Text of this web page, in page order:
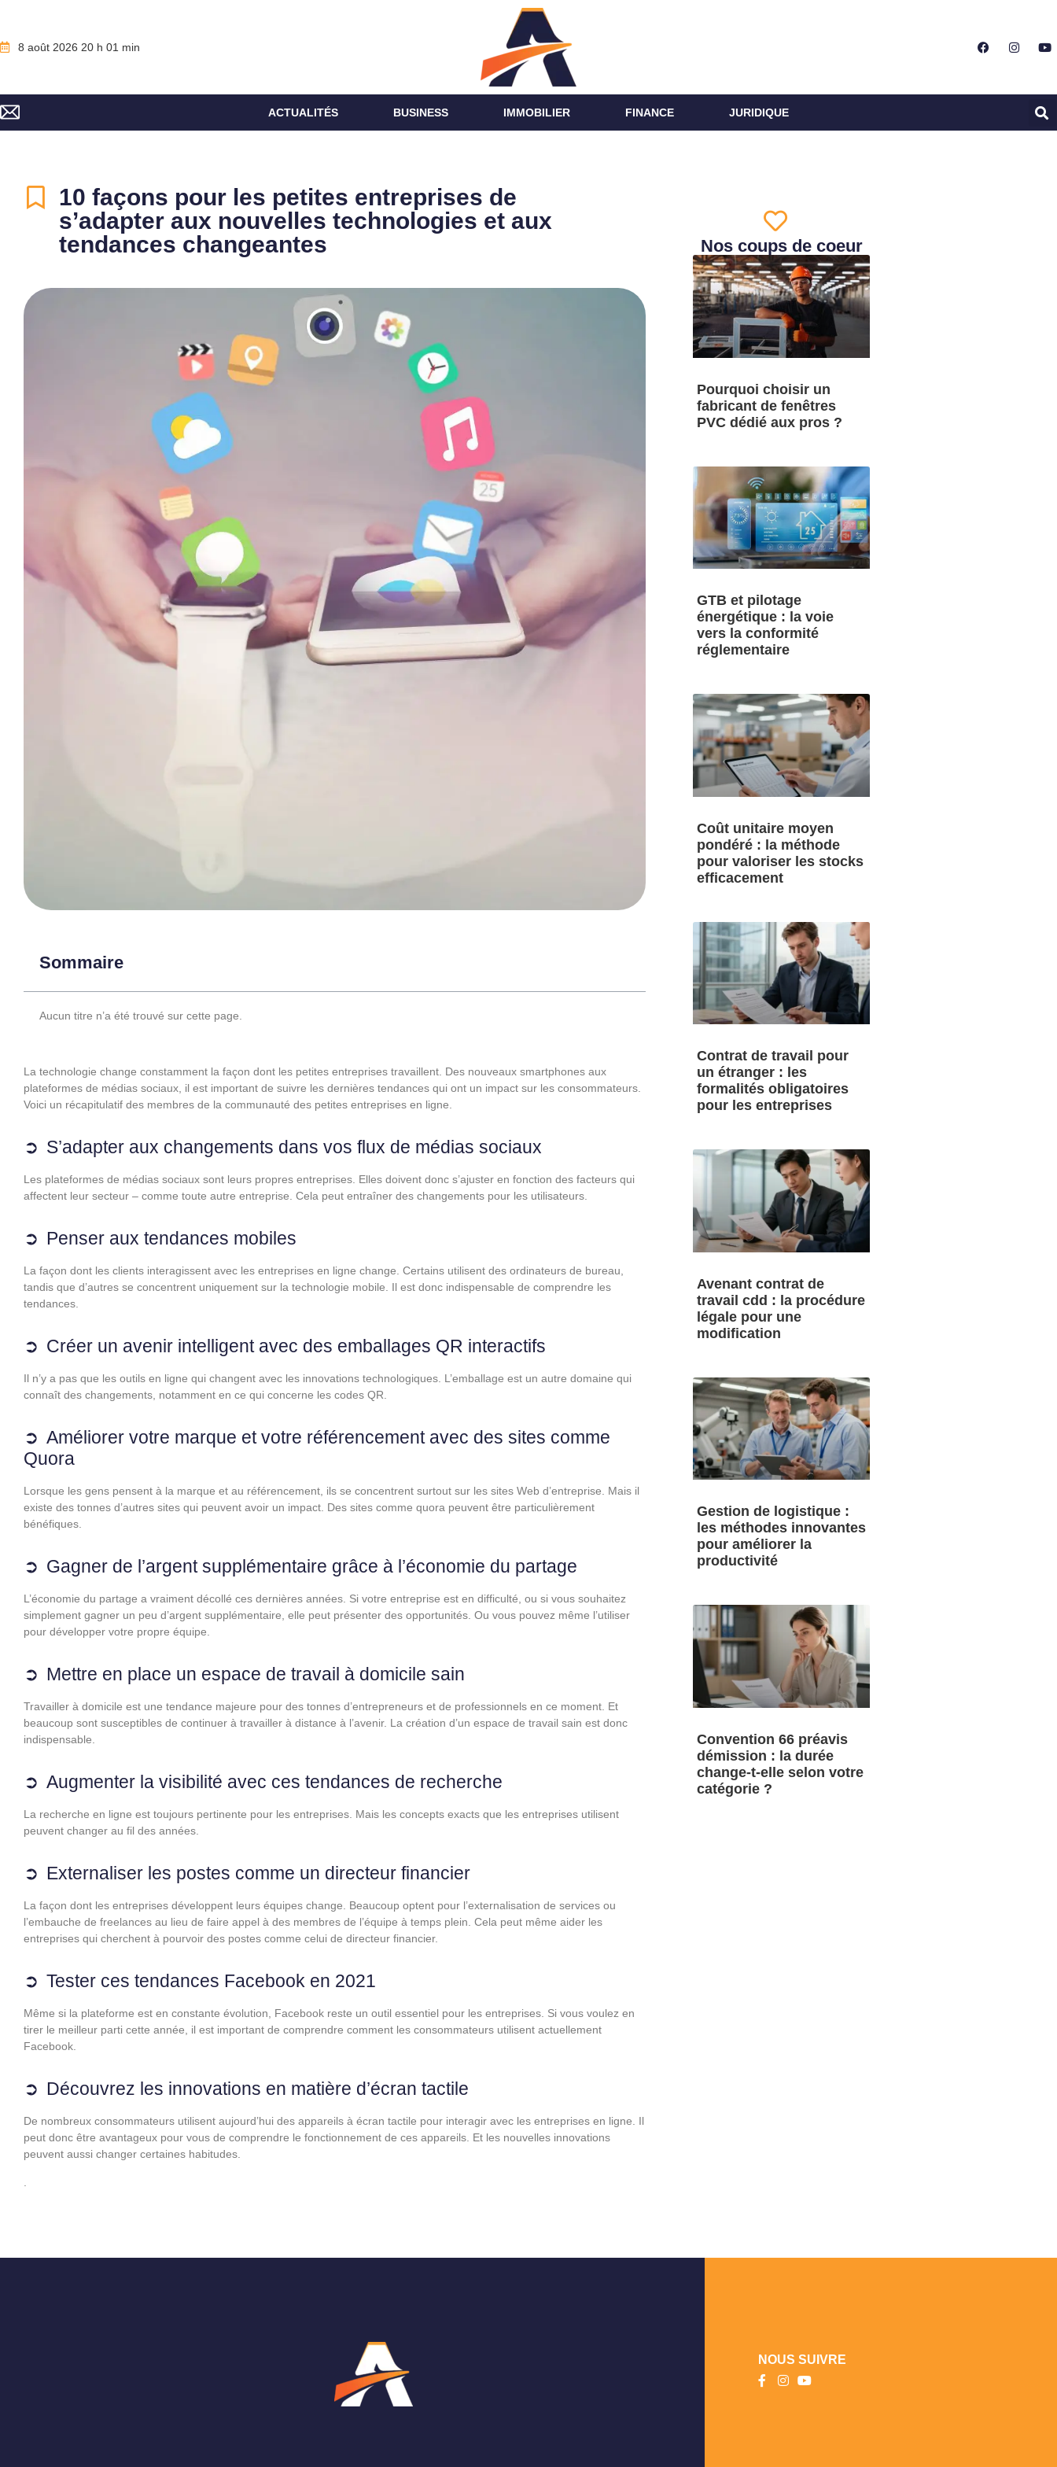
8 août 2026 20 h 01 min
ACTUALITÉS BUSINESS IMMOBILIER FINANCE JURIDIQUE
10 façons pour les petites entreprises de
s’adapter aux nouvelles technologies et aux
tendances changeantes
Sommaire
Aucun titre n’a été trouvé sur cette page.
La technologie change constamment la façon dont les petites entreprises travaillent. Des nouveaux smartphones aux
plateformes de médias sociaux, il est important de suivre les dernières tendances qui ont un impact sur les consommateurs.
Voici un récapitulatif des membres de la communauté des petites entreprises en ligne.
S’adapter aux changements dans vos flux de médias sociaux
Les plateformes de médias sociaux sont leurs propres entreprises. Elles doivent donc s’ajuster en fonction des facteurs qui
affectent leur secteur – comme toute autre entreprise. Cela peut entraîner des changements pour les utilisateurs.
Penser aux tendances mobiles
La façon dont les clients interagissent avec les entreprises en ligne change. Certains utilisent des ordinateurs de bureau,
tandis que d’autres se concentrent uniquement sur la technologie mobile. Il est donc indispensable de comprendre les
tendances.
Créer un avenir intelligent avec des emballages QR interactifs
Il n’y a pas que les outils en ligne qui changent avec les innovations technologiques. L’emballage est un autre domaine qui
connaît des changements, notamment en ce qui concerne les codes QR.
Améliorer votre marque et votre référencement avec des sites comme
Quora
Lorsque les gens pensent à la marque et au référencement, ils se concentrent surtout sur les sites Web d’entreprise. Mais il
existe des tonnes d’autres sites qui peuvent avoir un impact. Des sites comme quora peuvent être particulièrement
bénéfiques.
Gagner de l’argent supplémentaire grâce à l’économie du partage
L’économie du partage a vraiment décollé ces dernières années. Si votre entreprise est en difficulté, ou si vous souhaitez
simplement gagner un peu d’argent supplémentaire, elle peut présenter des opportunités. Ou vous pouvez même l’utiliser
pour développer votre propre équipe.
Mettre en place un espace de travail à domicile sain
Travailler à domicile est une tendance majeure pour des tonnes d’entrepreneurs et de professionnels en ce moment. Et
beaucoup sont susceptibles de continuer à travailler à distance à l’avenir. La création d’un espace de travail sain est donc
indispensable.
Augmenter la visibilité avec ces tendances de recherche
La recherche en ligne est toujours pertinente pour les entreprises. Mais les concepts exacts que les entreprises utilisent
peuvent changer au fil des années.
Externaliser les postes comme un directeur financier
La façon dont les entreprises développent leurs équipes change. Beaucoup optent pour l’externalisation de services ou
l’embauche de freelances au lieu de faire appel à des membres de l’équipe à temps plein. Cela peut même aider les
entreprises qui cherchent à pourvoir des postes comme celui de directeur financier.
Tester ces tendances Facebook en 2021
Même si la plateforme est en constante évolution, Facebook reste un outil essentiel pour les entreprises. Si vous voulez en
tirer le meilleur parti cette année, il est important de comprendre comment les consommateurs utilisent actuellement
Facebook.
Découvrez les innovations en matière d’écran tactile
De nombreux consommateurs utilisent aujourd’hui des appareils à écran tactile pour interagir avec les entreprises en ligne. Il
peut donc être avantageux pour vous de comprendre le fonctionnement de ces appareils. Et les nouvelles innovations
peuvent aussi changer certaines habitudes.
Nos coups de coeur
Pourquoi choisir un
fabricant de fenêtres
PVC dédié aux pros ?
GTB et pilotage
énergétique : la voie
vers la conformité
réglementaire
Coût unitaire moyen
pondéré : la méthode
pour valoriser les stocks
efficacement
Contrat de travail pour
un étranger : les
formalités obligatoires
pour les entreprises
Avenant contrat de
travail cdd : la procédure
légale pour une
modification
Gestion de logistique :
les méthodes innovantes
pour améliorer la
productivité
Convention 66 préavis
démission : la durée
change-t-elle selon votre
catégorie ?
NOUS SUIVRE